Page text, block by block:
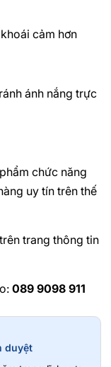
cảm hơn
ánh nắng trực
chức năng
uy tín trên thế
trang thông tin
089 9098 911
duyệt